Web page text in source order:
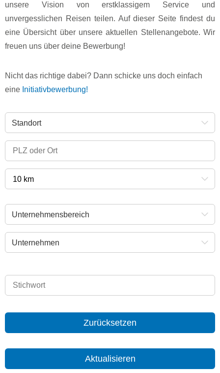
unsere Vision von erstklassigem Service und
unvergesslichen Reisen teilen. Auf dieser Seite findest du
eine Übersicht über unsere aktuellen Stellenangebote. Wir
freuen uns über deine Bewerbung!
Nicht das richtige dabei? Dann schicke uns doch einfach
eine Initiativbewerbung!
Standort
10 km
Unternehmensbereich
Unternehmen
Zurücksetzen
Aktualisieren